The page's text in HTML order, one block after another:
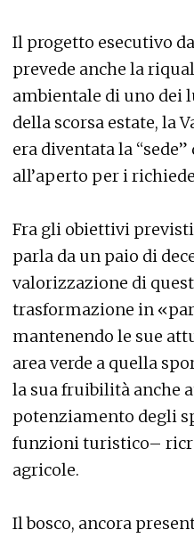
Il progetto esecutivo
prevede anche la
ambientale di uno dei
della scorsa estate, la
era diventata la
all’aperto per i
Fra gli obiettivi
parla da un paio di
valorizzazione di
trasformazione in
mantenendo le sue
area verde a quella
la sua fruibilità anche
potenziamento degli
funzioni turistico–
agricole.
Il bosco, ancora